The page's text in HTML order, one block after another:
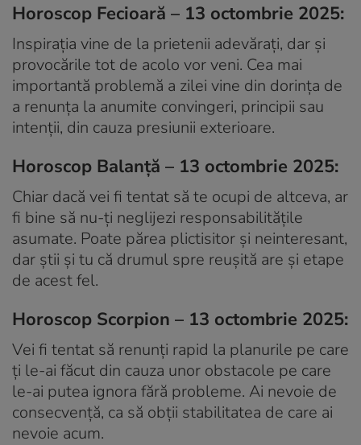
Horoscop Fecioară – 13 octombrie 2025:
Inspirația vine de la prietenii adevărați, dar și
provocările tot de acolo vor veni. Cea mai
importantă problemă a zilei vine din dorința de
a renunța la anumite convingeri, principii sau
intenții, din cauza presiunii exterioare.
Horoscop Balanță – 13 octombrie 2025:
Chiar dacă vei fi tentat să te ocupi de altceva, ar
fi bine să nu-ți neglijezi responsabilitățile
asumate. Poate părea plictisitor și neinteresant,
dar știi și tu că drumul spre reușită are și etape
de acest fel.
Horoscop Scorpion – 13 octombrie 2025:
Vei fi tentat să renunți rapid la planurile pe care
ți le-ai făcut din cauza unor obstacole pe care
le-ai putea ignora fără probleme. Ai nevoie de
consecvență, ca să obții stabilitatea de care ai
nevoie acum.